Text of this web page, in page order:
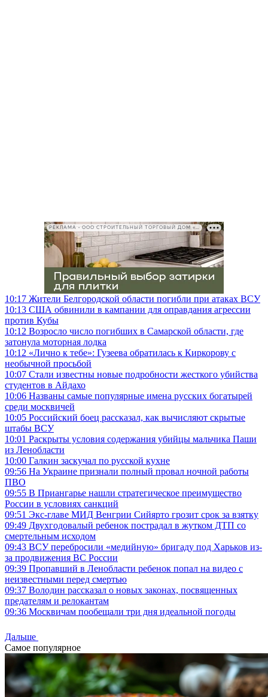
РЕКЛАМА • ООО СТРОИТЕЛЬНЫЙ ТОРГОВЫЙ ДОМ «ПЕТРОВИЧ», ИНН 7802348846
10:17 Жители Белгородской области погибли при атаках ВСУ
10:13 США обвинили в кампании для оправдания агрессии
против Кубы
10:12 Возросло число погибших в Самарской области, где
затонула моторная лодка
10:12 «Лично к тебе»: Гузеева обратилась к Киркорову с
необычной просьбой
10:07 Стали известны новые подробности жесткого убийства
студентов в Айдахо
10:06 Названы самые популярные имена русских богатырей
среди москвичей
10:05 Российский боец рассказал, как вычисляют скрытые
штабы ВСУ
10:01 Раскрыты условия содержания убийцы мальчика Паши
из Ленобласти
10:00 Галкин заскучал по русской кухне
09:56 На Украине признали полный провал ночной работы
ПВО
09:55 В Приангарье нашли стратегическое преимущество
России в условиях санкций
09:51 Экс-главе МИД Венгрии Сийярто грозит срок за взятку
09:49 Двухгодовалый ребенок пострадал в жутком ДТП со
смертельным исходом
09:43 ВСУ перебросили «медийную» бригаду под Харьков из-
за продвижения ВС России
09:39 Пропавший в Ленобласти ребенок попал на видео с
неизвестными перед смертью
09:37 Володин рассказал о новых законах, посвященных
предателям и релокантам
09:36 Москвичам пообещали три дня идеальной погоды
Дальше
Самое популярное